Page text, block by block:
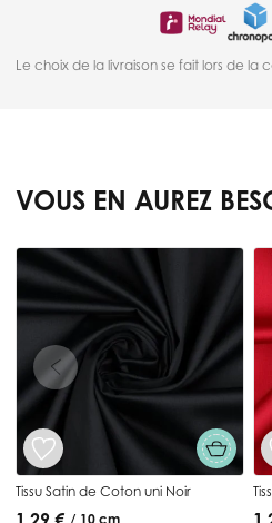
Le choix de la livraison se fait lors de la
VOUS EN AUREZ
Press to skip carousel
Tissu Satin de Coton uni Noir
/ 10 cm